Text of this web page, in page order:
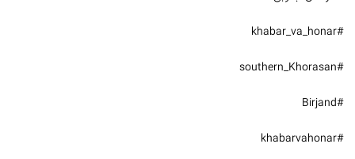
#khabar_va_honar
#southern_Khorasan
#Birjand
#khabarvahonar